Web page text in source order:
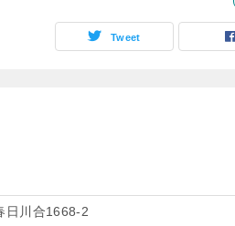
Tweet
日川合1668-2